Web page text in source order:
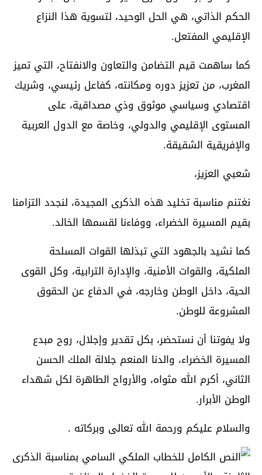
الحكم الذاتي، هي الحل الوحيد، لتسوية هذا النزاع
الإقليمي المفتعل.
كما ساهمت قيم التضامن والتعاون والانفتاح، التي تميز
المغرب، من تعزيز دوره ومكانته، كفاعل رئيسي، وشريك
اقتصادي وسياسي موثوق وذي مصداقية، على
المستوى الإقليمي والدولي، وخاصة مع الدول العربية
والإفريقية الشقيقة.
شعبي العزيز،
نغتنم مناسبة تخليد هذه الذكرى المجيدة، لنجدد التزامنا
بقيم المسيرة الخضراء، ووفاءنا لقسمها الخالد.
كما نشيد بالجهود التي تبذلها القوات المسلحة
الملكية، والقوات الأمنية، والإدارة الترابية، وكل القوى
الحية، داخل الوطن وخارجه، في الدفاع عن الحقوق
المشروعة للوطن.
ولا يفوتنا أن نستحضر، بكل تقدير وإجلال، روح مبدع
المسيرة الخضراء، والدنا المنعم جلالة الملك الحسن
الثاني، أكرم الله مثواه، والأرواح الطاهرة لكل شهداء
الوطن الأبرار.
والسلام عليكم ورحمة الله تعالى وبركاته .